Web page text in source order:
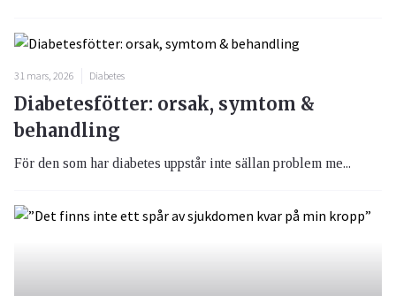
31 mars, 2026 Diabetes
Diabetesfötter: orsak, symtom &
behandling
För den som har diabetes uppstår inte sällan problem me...